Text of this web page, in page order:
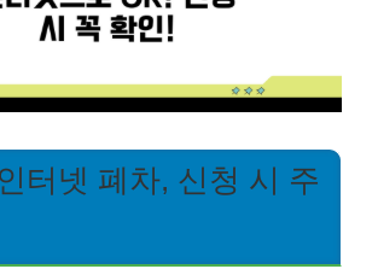
터넷 폐차, 신청 시 주